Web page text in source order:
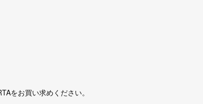
をお買い求めください。